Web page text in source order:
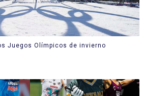
Juegos Olímpicos de invierno